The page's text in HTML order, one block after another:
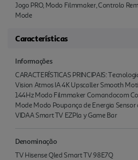
Jogo PRO, Modo Filmmaker, Controlo
Mode
Características
Informações
CARACTERÍSTICAS PRINCIPAIS:
Vision Atmos IA 4K Upscaller Smooth
144Hz Modo Filmmaker Comandocom
Mode Modo Poupança de Energia Sensor
VIDAA Smart TV EZPla y Game Bar
Denominação
TV Hisense Qled Smart TV 98E7Q